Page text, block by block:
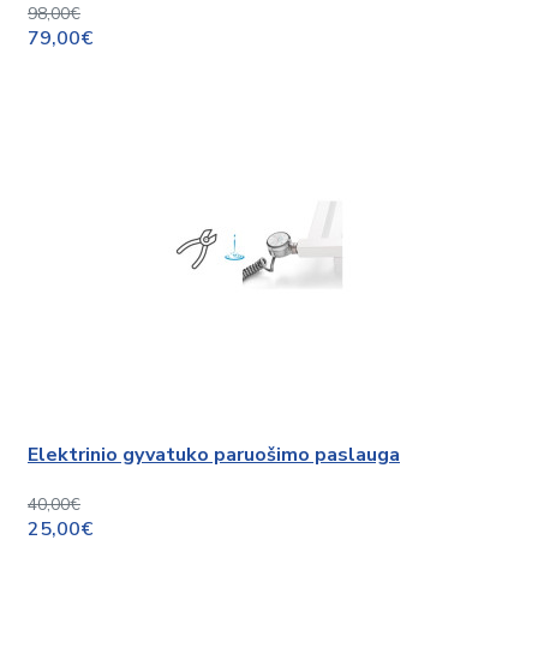
98,00€
79,00€
Elektrinio gyvatuko paruošimo paslauga
40,00€
25,00€